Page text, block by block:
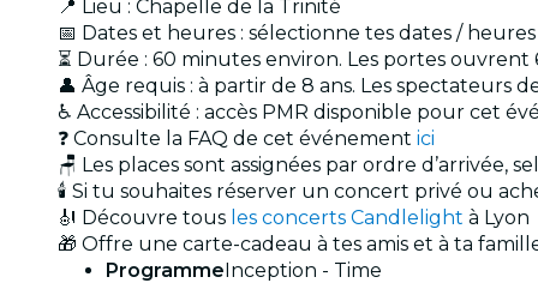
📍 Lieu : Chapelle de la Trinité
📅 Dates et heures : sélectionne tes dates /
⏳ Durée : 60 minutes environ. Les portes
👤 Âge requis : à partir de 8 ans. Les spectateurs
♿ Accessibilité : accès PMR disponible pour cet
❓ Consulte la FAQ de cet événement ici
🪑 Les places sont assignées par ordre d’arrivée,
🕯️ Si tu souhaites réserver un concert privé ou
🎻 Découvre tous les concerts Candlelight à Lyon
🎁 Offre une carte-cadeau à tes amis et à ta
ProgrammeInception - Time